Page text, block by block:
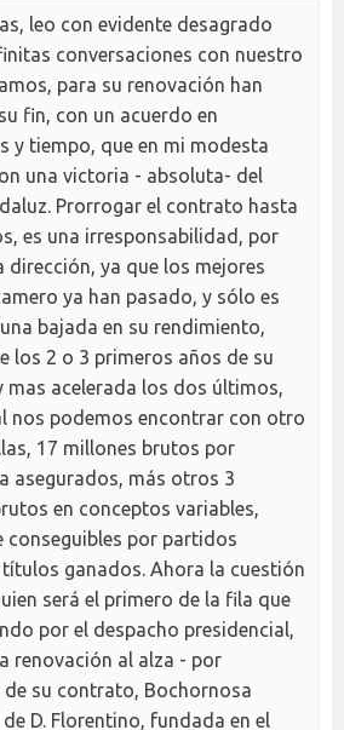
leo con evidente desagrado
conversaciones con nuestro
para su renovación han
fin, con un acuerdo en
y tiempo, que en mi modesta
una victoria - absoluta- del
Prorrogar el contrato hasta
es una irresponsabilidad, por
dirección, ya que los mejores
ya han pasado, y sólo es
bajada en su rendimiento,
los 2 o 3 primeros años de su
mas acelerada los dos últimos,
nos podemos encontrar con otro
17 millones brutos por
asegurados, más otros 3
en conceptos variables,
conseguibles por partidos
ganados. Ahora la cuestión
será el primero de la fila que
por el despacho presidencial,
renovación al alza - por
de su contrato, Bochornosa
D. Florentino, fundada en el